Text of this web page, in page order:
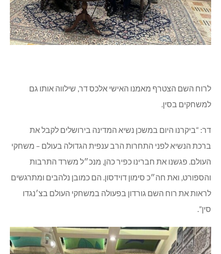
לרוח השם הצטרף מאמנו האישי אלכס דר, שילווה אותו גם
למשחקים בסין.
דר: “ביקרנו היום במשכן נשיא המדינה בירושלים לקבל את
ברכת הנשיא לפני התחרות הרב ענפית הגדולה בעולם – משחקי
העולם. פגשנו את חברינו כפיר כהן, מנכ״ל משרד התרבות
והספורט, ואת חה״כ סימון דוידסון. הם כמובן נלהבים ומתרגשים
לראות את רוח השם גורדון בפעולה במשחקי העולם בצ׳נגדו
סין”.